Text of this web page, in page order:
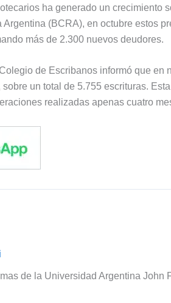
ha generado un crecimiento
(BCRA), en octubre estos
más de 2.300 nuevos deudores.
de Escribanos informó que en
un total de 5.755 escrituras.
realizadas apenas cuatro
de la Universidad Argentina John